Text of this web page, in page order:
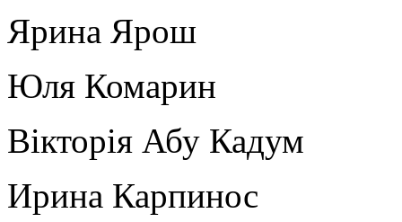
Ярина Ярош
Юля Комарин
Вікторія Абу Кадум
Ирина Карпинос